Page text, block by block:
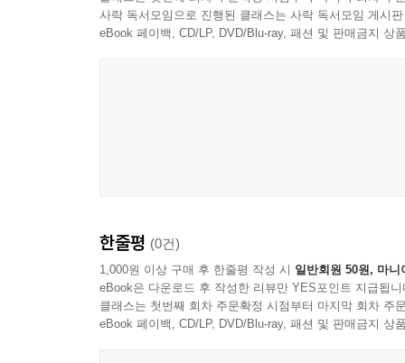
하는가를 반성할 수 있게 해주는 사례로 외국인
까지의 옹고집식 자기 중심적 사고의 전환이 반드
'또 하나의 북조선 읽기'에는 북조선의 영화에서
를 보여 주는 글을 싣는다. 남과 북의 사람들이 공
날의 이야기가 아니라 오늘의 이야기인 것이다.
들을 직접 만나본 이들의 체험담을 싣는다. 사투
사락 독서모임으로 진행된 클래스는 사락 독서모임 게시
eBook 페이백, CD/LP, DVD/Blu-ray, 패션 및 판매금지 상
한줄평 (0건)
1,000원 이상 구매 후 한줄평 작성 시 일반회원 50원, 마니
eBook은 다운로드 후 작성한 리뷰만 YES포인트 지급됩니
클래스는 첫번째 회차 주문확정 시점부터 마지막 회차 주
eBook 페이백, CD/LP, DVD/Blu-ray, 패션 및 판매금지 상